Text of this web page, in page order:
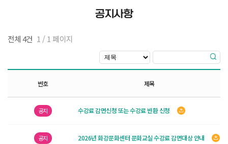
공지사항
전체 4건 1 / 1 페이지
번호 제목
공지 수강료 감면신청 또는 수강료 반환 신청
공지 2026년 화강문화센터 문화교실 수강료 감면대상 안내